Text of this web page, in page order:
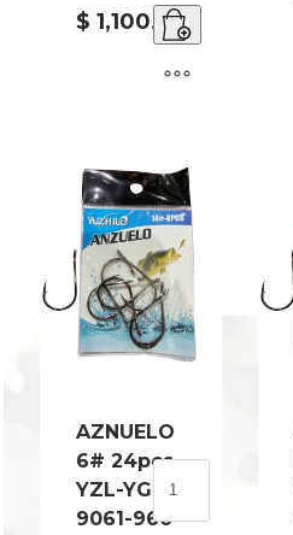
$ 1,100.00
YG-
9066-
960
AZNUELO
6# 24pcs
YZL-YG-
9061-960
AZNUELO
6#
24pcs